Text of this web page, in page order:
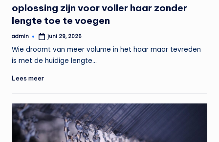
oplossing zijn voor voller haar zonder
lengte toe te voegen
Geplaatst
admin juni 29, 2026
Wie droomt van meer volume in het haar maar tevreden
is met de huidige lengte…
Lees meer